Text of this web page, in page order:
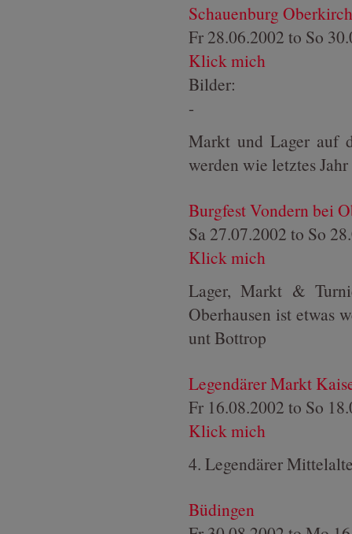
Schauenburg Oberkirch
Fr 28.06.2002 to So
Klick mich
Bilder:
-
Markt und Lager auf
werden wie letztes
Burgfest Vondern bei
Sa 27.07.2002 to So
Klick mich
Lager, Markt &
Oberhausen ist etwas
unt Bottrop
Legendärer Markt
Fr 16.08.2002 to So
Klick mich
4. Legendärer
Büdingen